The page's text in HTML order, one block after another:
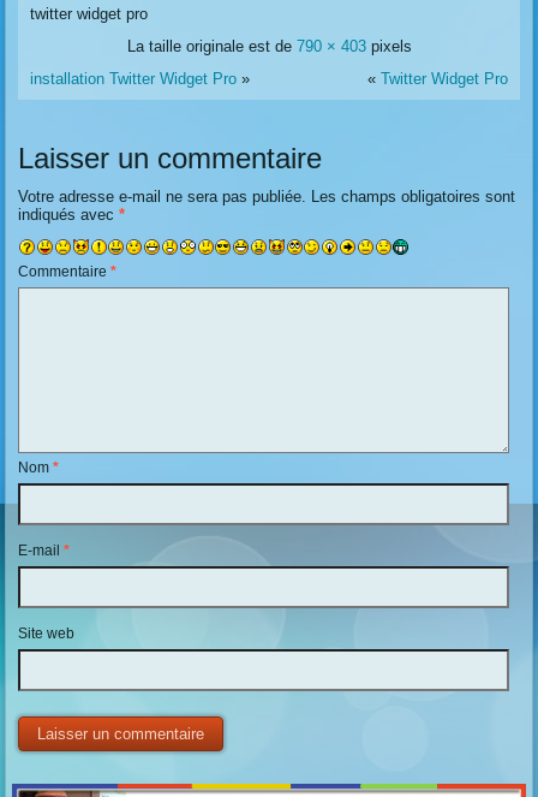
twitter widget pro
La taille originale est de 790 × 403pixels
installation Twitter Widget Pro » « Twitter Widget Pro
Laisser un commentaire
Votre adresse e-mail ne sera pas publiée. Les champs obligatoires sont
indiqués avec*
Commentaire*
Nom*
E-mail*
Site web